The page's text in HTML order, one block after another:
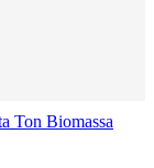
Ton Biomassa